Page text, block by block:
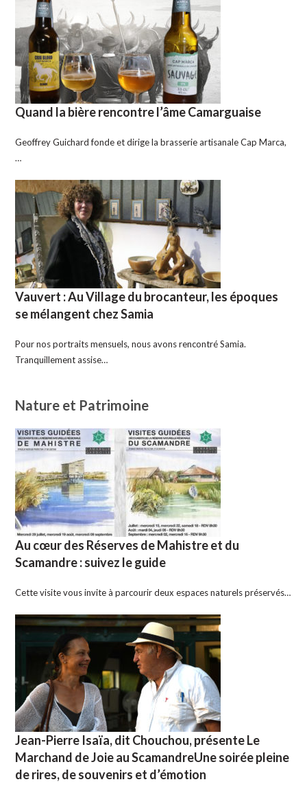
Quand la bière rencontre l’âme Camarguaise
Geoffrey Guichard fonde et dirige la brasserie artisanale Cap Marca,
…
Vauvert : Au Village du brocanteur, les époques
se mélangent chez Samia
Pour nos portraits mensuels, nous avons rencontré Samia.
Tranquillement assise…
Nature et Patrimoine
Au cœur des Réserves de Mahistre et du
Scamandre : suivez le guide
Cette visite vous invite à parcourir deux espaces naturels préservés…
Jean-Pierre Isaïa, dit Chouchou, présente Le
Marchand de Joie au ScamandreUne soirée pleine
de rires, de souvenirs et d’émotion